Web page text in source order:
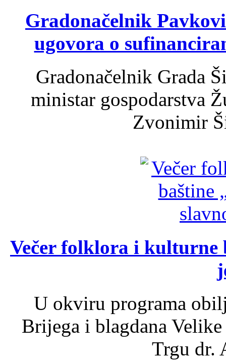
Gradonačelnik
ugovora o
Gradonačelnik Grada
ministar gospodarstva
Zvonimir
Večer folklora i kulturne
U okviru programa
Brijega i blagdana
Trgu dr.